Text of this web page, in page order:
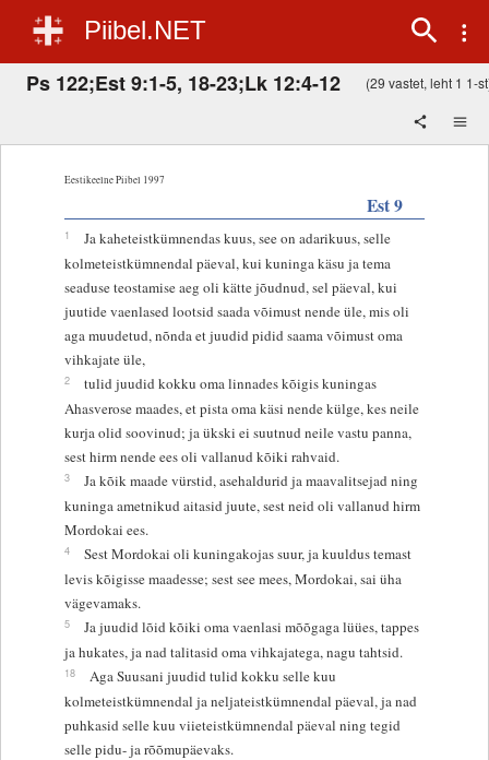
Piibel.NET
Ps 122;Est 9:1-5, 18-23;Lk 12:4-12 (29 vastet, leht 1 1-
Eestikeelne Piibel 1997
Est 9
1
Ja kaheteistkümnendas kuus, see on adarikuus, selle
kolmeteistkümnendal päeval, kui kuninga käsu ja tema
seaduse teostamise aeg oli kätte jõudnud, sel päeval, kui
juutide vaenlased lootsid saada võimust nende üle, mis oli
aga muudetud, nõnda et juudid pidid saama võimust oma
vihkajate üle,
2
tulid juudid kokku oma linnades kõigis kuningas
Ahasverose maades, et pista oma käsi nende külge, kes neile
kurja olid soovinud; ja ükski ei suutnud neile vastu panna,
sest hirm nende ees oli vallanud kõiki rahvaid.
3
Ja kõik maade vürstid, asehaldurid ja maavalitsejad ning
kuninga ametnikud aitasid juute, sest neid oli vallanud hirm
Mordokai ees.
4
Sest Mordokai oli kuningakojas suur, ja kuuldus temast
levis kõigisse maadesse; sest see mees, Mordokai, sai üha
vägevamaks.
5
Ja juudid lõid kõiki oma vaenlasi mõõgaga lüües, tappes
ja hukates, ja nad talitasid oma vihkajatega, nagu tahtsid.
18
Aga Suusani juudid tulid kokku selle kuu
kolmeteistkümnendal ja neljateistkümnendal päeval, ja nad
puhkasid selle kuu viieteistkümnendal päeval ning tegid
selle pidu- ja rõõmupäevaks.